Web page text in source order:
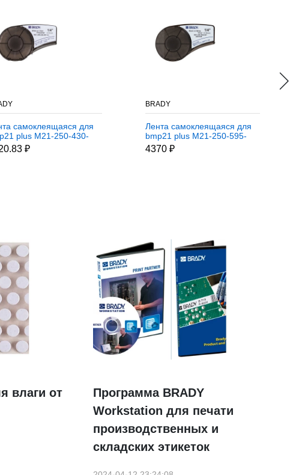
самоклеящаяся для
plus M21-250-430-
CL
₽
BRADY
Лента самоклеящаяся для
bmp21 plus M21-250-595-
WT
4370 ₽
влаги от
Программа BRADY
Workstation для печати
производственных и
складских этикеток